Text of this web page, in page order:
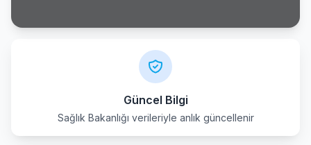
Güncel Bilgi
Sağlık Bakanlığı verileriyle anlık güncellenir